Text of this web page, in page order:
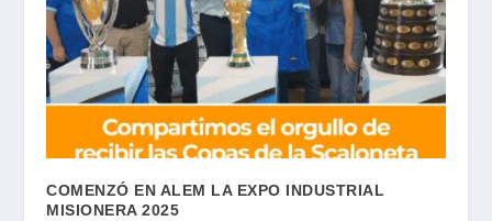
COMENZÓ EN ALEM LA EXPO INDUSTRIAL
MISIONERA 2025